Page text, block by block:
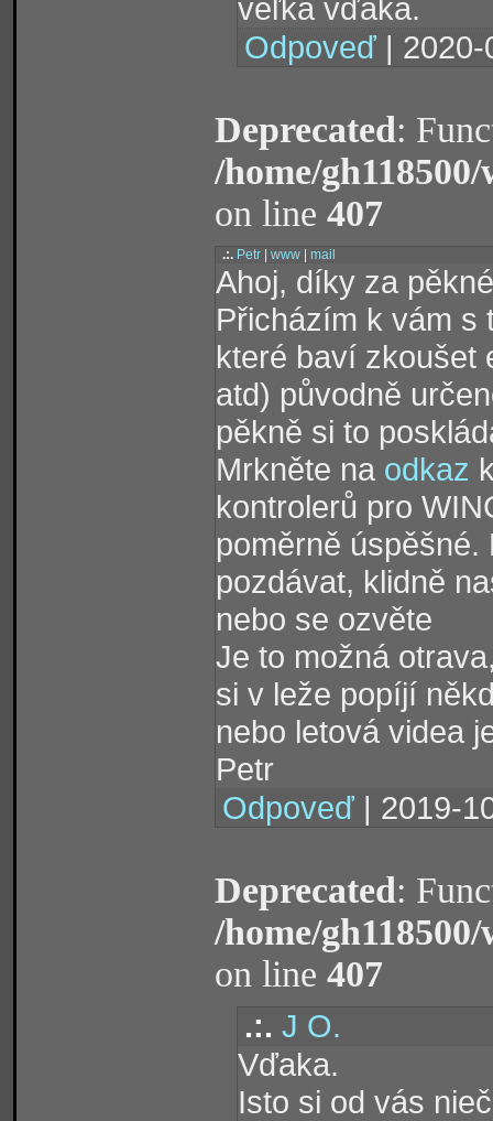
veľká vďaka.
Odpoveď |
Deprecated:
/home/
on line 407
.:. Petr www mail
Ahoj, díky za
Přicházím k vám s
které baví zkoušet
atd) původně
pěkně si to
Mrkněte na odkaz
kontrolerů pro
poměrně
pozdávat, klidně
nebo se ozvěte
Je to možná
si v leže popíjí
nebo letová videa
Petr
Odpoveď | 2019-
Deprecated:
/home/
on line 407
.:. J O.
Vďaka.
Isto si od vás